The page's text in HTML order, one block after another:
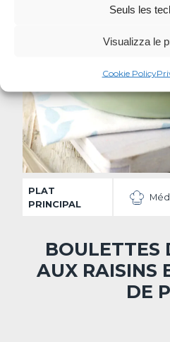
Seuls les
Visualizza le
Cookie Policy
PLAT
PRINCIPAL
BOULETTES
AUX RAISINS
DE